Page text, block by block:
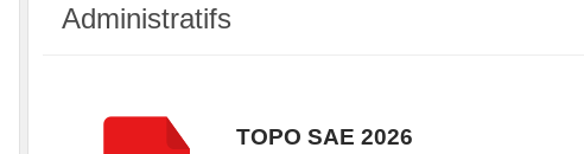
Administratifs
TOPO SAE 2026